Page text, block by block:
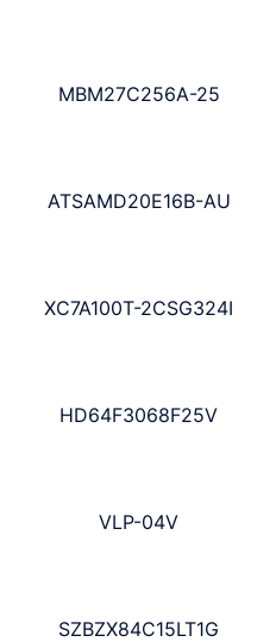
MBM27C256A-25
ATSAMD20E16B-AU
XC7A100T-2CSG324I
HD64F3068F25V
VLP-04V
SZBZX84C15LT1G